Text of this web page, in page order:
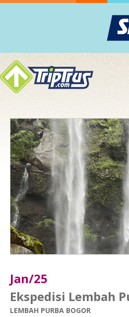
Jan/25
Ekspedisi Lembah
LEMBAH PURBA BOGOR